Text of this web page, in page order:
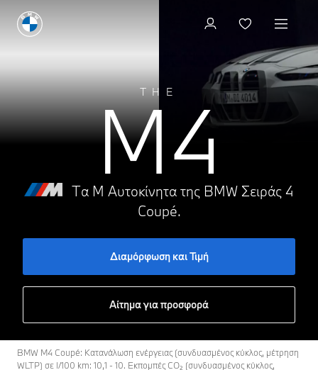
THE
M4
Τα Μ Αυτοκίνητα της BMW Σειράς 4
Coupé.
Διαμόρφωση και Τιμή
Αίτημα για προσφορά
BMW M4 Coupé: Κατανάλωση ενέργειας (συνδυασμένος κύκλος, μέτρηση
WLTP) σε l/100 km: 10,1 - 10. Εκπομπές CO₂ (συνδυασμένος κύκλος,
Διαμόρφωση και Τιμή